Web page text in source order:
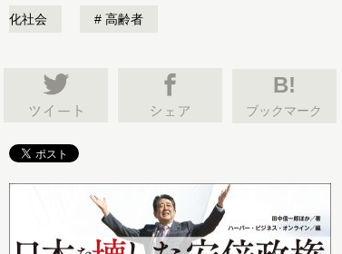
化社会 高齢者
B!
ブックマーク